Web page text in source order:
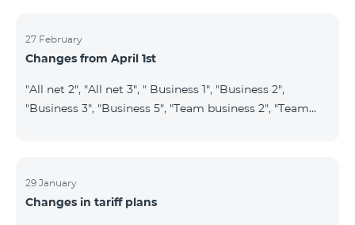
27 February
Changes from April 1st
"All net 2", "All net 3", " Business 1", "Business 2",
"Business 3", "Business 5", "Team business 2", "Team
"Business Active", "Exclusive Business", "Best partner",
"Leader", "Leader S", "Yandex Economy", "Yandex
29 January
Changes in tariff plans